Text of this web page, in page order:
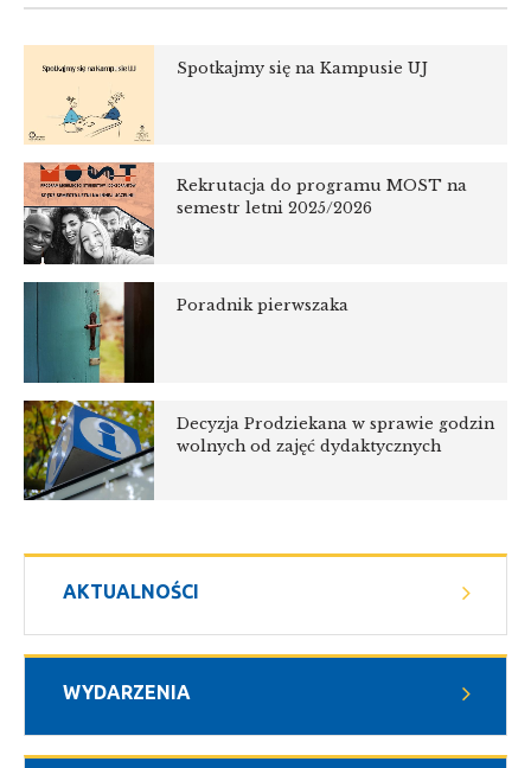
AKTUALNOŚCI
WYDARZENIA
Spotkajmy się na Kampusie UJ
Rekrutacja do programu MOST na
semestr letni 2025/2026
Poradnik pierwszaka
Decyzja Prodziekana w sprawie godzin
wolnych od zajęć dydaktycznych